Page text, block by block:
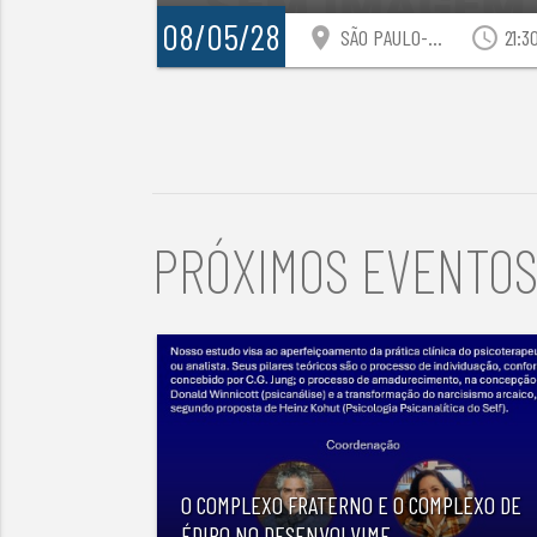
08/05/28 location_on SÃO PAULO-SP access_time
PRÓXIMOS EVENTOS
O COMPLEXO FRATERNO E O COMPLEXO DE